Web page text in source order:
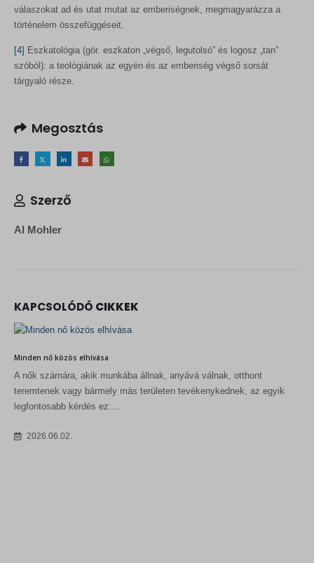
válaszokat ad és utat mutat az emberiségnek, megmagyarázza a
történelem összefüggéseit.
[4] Eszkatológia (gör. eszkaton „végső, legutolsó” és logosz „tan”
szóból): a teológiának az egyén és az emberiség végső sorsát
tárgyaló része.
Megosztás
Szerző
Al Mohler
KAPCSOLÓDÓ CIKKEK
Minden nő közös elhívása
A nők számára, akik munkába állnak, anyává válnak, otthont
teremtenek vagy bármely más területen tevékenykednek, az egyik
legfontosabb kérdés ez:...
2026.06.02.